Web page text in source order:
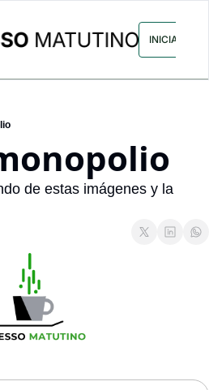
ARCHIVO ANUNCIA CON
INICIAR
de estas imágenes y la